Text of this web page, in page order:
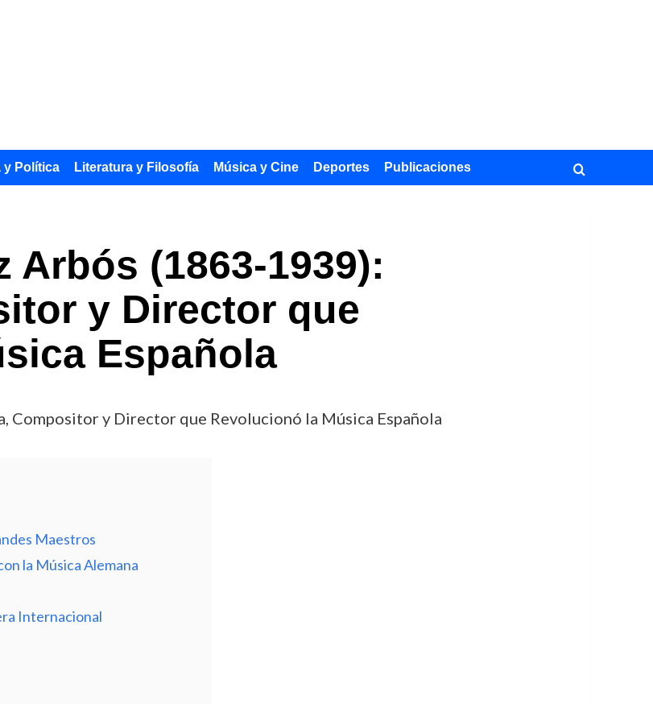
y Política Literatura y Filosofía Música y Cine Deportes Publicaciones
Arbós (1863-1939):
y Director que
Española
y Director que Revolucionó la Música Española
Maestros
la Música Alemana
Internacional